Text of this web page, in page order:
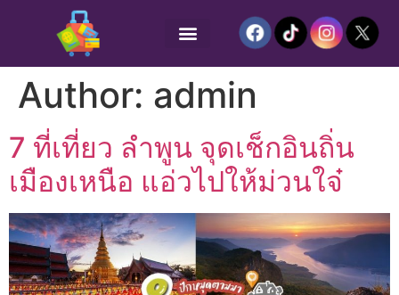
Author: admin
7 ที่เที่ยว ลําพูน จุดเช็กอินถิ่น
เมืองเหนือ แอ่วไปให้ม่วนใจ๋